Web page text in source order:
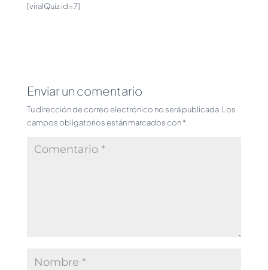
[viralQuiz id=7]
Enviar un comentario
Tu dirección de correo electrónico no será publicada. Los
campos obligatorios están marcados con*